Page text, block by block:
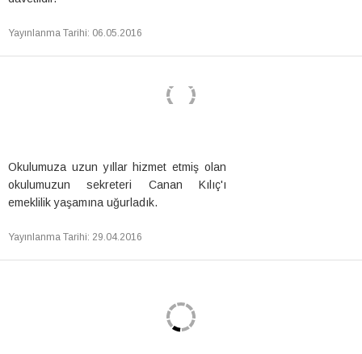
Yayınlanma Tarihi: 06.05.2016
Okulumuza uzun yıllar hizmet etmiş olan
okulumuzun sekreteri Canan Kılıç'ı
emeklilik yaşamına uğurladık.
Yayınlanma Tarihi: 29.04.2016